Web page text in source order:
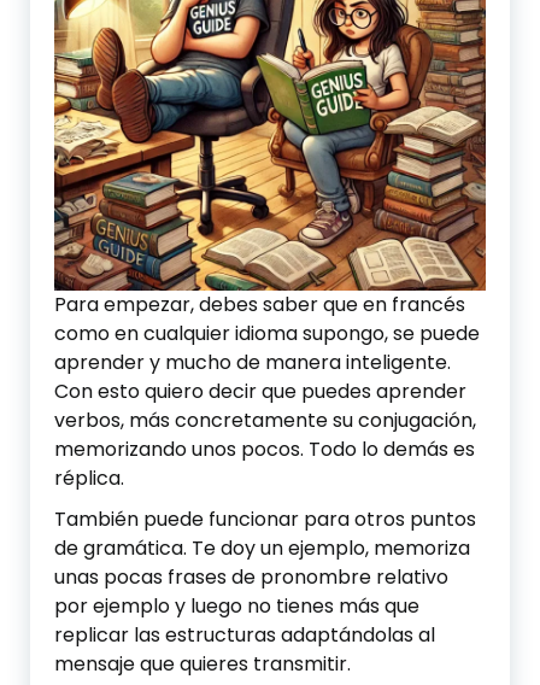
Para empezar, debes saber que en francés
como en cualquier idioma supongo, se puede
aprender y mucho de manera inteligente.
Con esto quiero decir que puedes aprender
verbos, más concretamente su conjugación,
memorizando unos pocos. Todo lo demás es
réplica.
También puede funcionar para otros puntos
de gramática. Te doy un ejemplo, memoriza
unas pocas frases de pronombre relativo
por ejemplo y luego no tienes más que
replicar las estructuras adaptándolas al
mensaje que quieres transmitir.